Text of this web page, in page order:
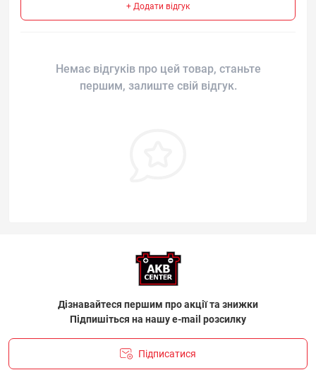
+ Додати відгук
Немає відгуків про цей товар, станьте
першим, залиште свій відгук.
Дізнавайтеся першим про акції та знижки
Підпишіться на нашу e-mail розсилку
Підписатися